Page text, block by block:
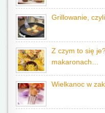
Grillowanie,
Z czym to się
makaronach…
Wielkanoc w